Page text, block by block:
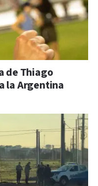
de Thiago
la Argentina